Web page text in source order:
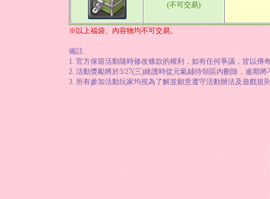
(不可交易)
※以上福袋、內容物均不可交易。
備註:
1. 官方保留活動隨時修改條款的權利，如有任何爭議，皆以傳
2. 活動獎勵將於3/27(三)維護時從元氣鋪待領區內刪除，逾期
3. 所有參加活動玩家均視為了解並願意遵守活動辦法及遊戲規